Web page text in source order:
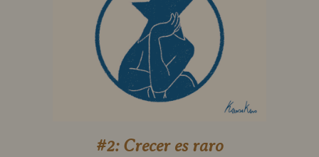
#2: Crecer es raro